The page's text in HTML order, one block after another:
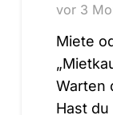
vor 3
Miete
Warten
Hast